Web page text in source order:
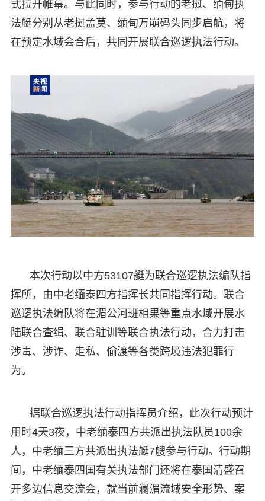
式拉开帷幕。与此同时，参与行动的老挝、缅甸执
法艇分别从老挝孟莫、缅甸万崩码头同步启航，将
在预定水域会合后，共同开展联合巡逻执法行动。
本次行动以中方53107艇为联合巡逻执法编队指
挥所，由中老缅泰四方指挥长共同指挥行动。联合
巡逻执法编队将在湄公河班相果等重点水域开展水
陆联合查缉、联合驻训等联合执法行动，合力打击
涉毒、涉诈、走私、偷渡等各类跨境违法犯罪行
为。
据联合巡逻执法行动指挥员介绍，此次行动预计
用时4天3夜，中老缅泰四方共派出执法队员100余
人，中老缅三方共派出执法艇7艘参与行动。行动期
间，中老缅泰四国有关执法部门还将在泰国清盛召
开多边信息交流会，就当前澜湄流域安全形势、案